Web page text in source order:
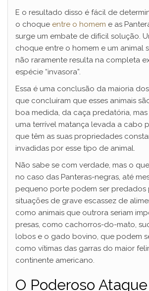
E o resultado disso é fácil de
o choque entre o homem e as
surge um embate de difícil solução.
choque entre o homem e um animal
não raramente resulta na completa
espécie “invasora”.
Essa é uma conclusão da maioria
que concluíram que esses animais
boa medida, da caça predatória,
uma terrível matança levada a cabo
que têm as suas propriedades
invadidas por esse tipo de animal.
Não sabe se com verdade, mas o
no caso das Panteras-negras, até
pequeno porte podem ser predados
situações de grave escassez de
como animais que outrora seriam
presas, como cachorros-do-mato,
lobos e o gado bovino, que podem
como vítimas das garras do maior
continente americano.
O Poderoso